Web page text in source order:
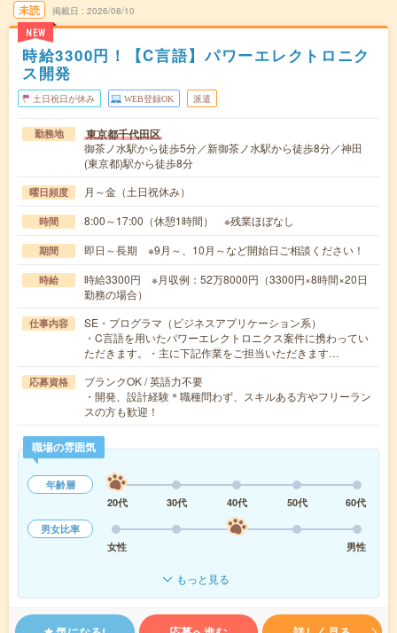
未読
NEW
掲載日 2026/08/10
時給3300円！【C言語】パワーエレクトロニク
ス開発
土日祝日が休み WEB登録OK 派遣
勤務地 東京都千代田区
御茶ノ水駅から徒歩5分／新御茶ノ水駅から徒歩8分／神田
(東京都)駅から徒歩8分
曜日頻度 月～金（土日祝休み）
時間 8:00～17:00（休憩1時間） ※残業ほぼなし
期間 即日～長期 ※9月～、10月～など開始日ご相談ください！
時給
時給3300円 ※月収例：52万8000円（3300円×8時間×20日
勤務の場合）
仕事内容
SE・プログラマ（ビジネスアプリケーション系）
・C言語を用いたパワーエレクトロニクス案件に携わってい
ただきます。・主に下記作業をご担当いただきます…
応募資格
ブランクOK / 英語力不要
・開発、設計経験＊職種問わず、スキルある方やフリーラン
スの方も歓迎！
職場の雰囲気
年齢層
20代
30代 40代 50代
60代
男女比率
女性
男性
もっと見る